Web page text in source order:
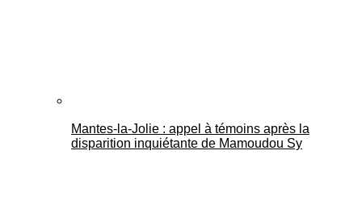
Mantes-la-Jolie : appel à témoins après la
disparition inquiétante de Mamoudou Sy